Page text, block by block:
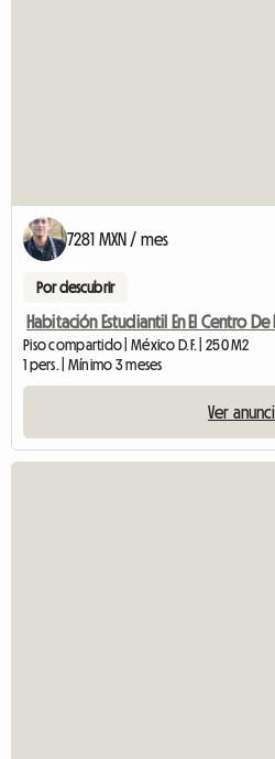
7281 MXN / mes
Por descubrir
Habitación Estudiantil En El Centro
Piso compartido | México D.F. | 250 M2
1 pers. | Mínimo 3 meses
Ver